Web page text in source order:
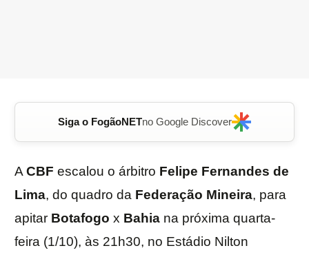
Siga o FogãoNETno Google Discover
ACBF escalou o árbitro Felipe Fernandes de
Lima, do quadro da Federação Mineira, para
apitar Botafogo x Bahia na próxima quarta-
feira (1/10), às 21h30, no Estádio Nilton